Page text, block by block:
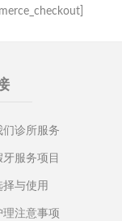
们诊所服务
牙服务项目
择与使用
理注意事项